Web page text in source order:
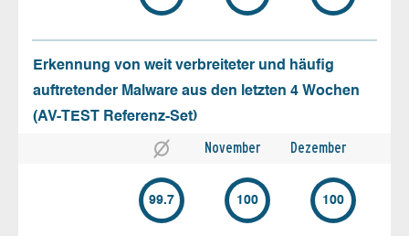
Erkennung von weit verbreiteter und häufig
auftretender Malware aus den letzten 4 Wochen
(AV-TEST Referenz-Set)
November Dezember
99.7 100 100